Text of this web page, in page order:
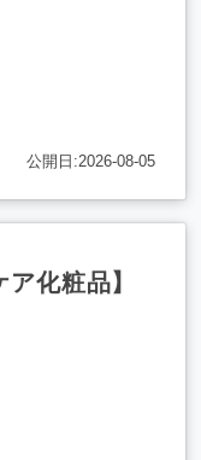
公開日:2026-08-05
化粧品】